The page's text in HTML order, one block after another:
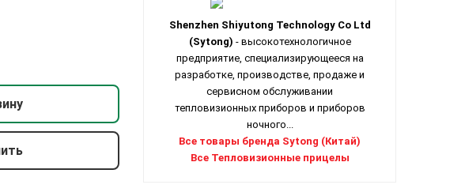
Shenzhen Shiyutong Technology Co Ltd
(Sytong) - высокотехнологичное
предприятие, специализирующееся на
разработке, производстве, продаже и
сервисном обслуживании
тепловизионных приборов и приборов
ночного...
Все товары бренда Sytong (Китай)
Все Тепловизионные прицелы